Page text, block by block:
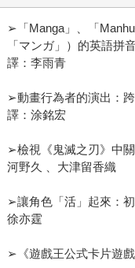
➢「Manga」、「
「マンガ」）的英語拼
譯：李雨青
➢動畫行為者的演出：
譯：涂銘宏
➢檢視《鬼滅之刃》中
河野久 、大津留香織
➢讓角色「活」起來：
徐亦霆
➢《遊戲王公式卡片遊